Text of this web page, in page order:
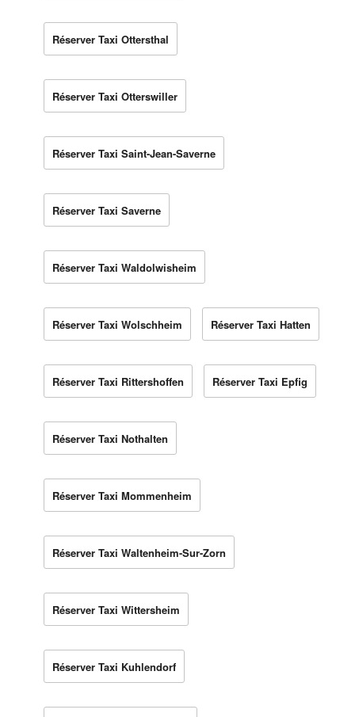
Réserver Taxi Ottersthal
Réserver Taxi Otterswiller
Réserver Taxi Saint-Jean-Saverne
Réserver Taxi Saverne
Réserver Taxi Waldolwisheim
Réserver Taxi Wolschheim Réserver Taxi Hatten
Réserver Taxi Rittershoffen Réserver Taxi Epfig
Réserver Taxi Nothalten
Réserver Taxi Mommenheim
Réserver Taxi Waltenheim-Sur-Zorn
Réserver Taxi Wittersheim
Réserver Taxi Kuhlendorf